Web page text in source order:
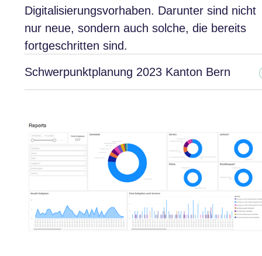
Digitalisierungsvorhaben. Darunter sind nicht
nur neue, sondern auch solche, die bereits
fortgeschritten sind.
Schwerpunktplanung 2023 Kanton Bern